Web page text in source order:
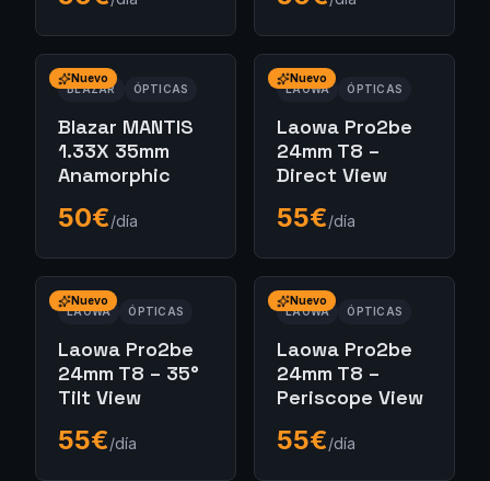
Nuevo
BLAZAR
ÓPTICAS
Blazar MANTIS
1.33X 35mm
Anamorphic
50€/día
Nuevo
LAOWA
ÓPTICAS
Laowa Pro2be
24mm T8 –
Direct View
55€/día
Nuevo
LAOWA
ÓPTICAS
Laowa Pro2be
24mm T8 – 35°
Tilt View
55€/día
Nuevo
LAOWA
ÓPTICAS
Laowa Pro2be
24mm T8 –
Periscope View
55€/día